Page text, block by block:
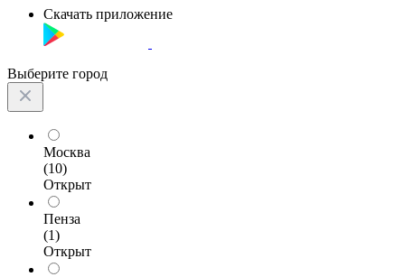
Скачать приложение
Выберите город
Москва
(10)
Открыт
Пенза
(1)
Открыт